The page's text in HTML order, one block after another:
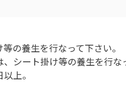
の養生を行なって下さい。
シート掛け等の養生を行な
上。